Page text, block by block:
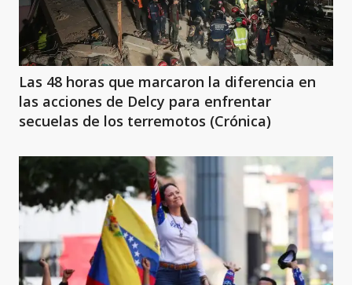
Las 48 horas que marcaron la diferencia en
las acciones de Delcy para enfrentar
secuelas de los terremotos (Crónica)